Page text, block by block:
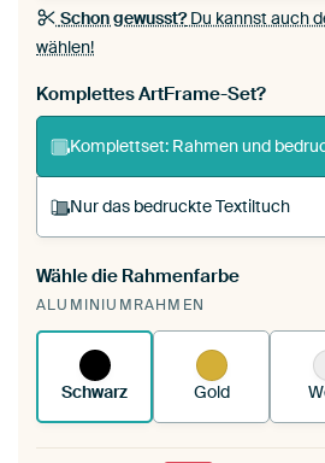
Schon gewusst?Du kannst auch
wählen!
Komplettes ArtFrame-Set?
Komplettset: Rahmen und
Nur das bedruckte Textiltuch
Du spannst einen
deinen vorhandenen
funktioniert es.
Wähle die Rahmenfarbe
ALUMINIUMRAHMEN
Schwarz Gold